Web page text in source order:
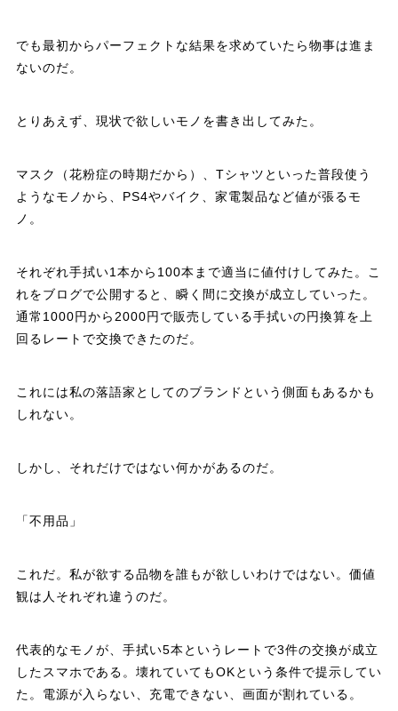
でも最初からパーフェクトな結果を求めていたら物事は進ま
ないのだ。
とりあえず、現状で欲しいモノを書き出してみた。
マスク（花粉症の時期だから）、Tシャツといった普段使う
ようなモノから、PS4やバイク、家電製品など値が張るモ
ノ。
それぞれ手拭い1本から100本まで適当に値付けしてみた。こ
れをブログで公開すると、瞬く間に交換が成立していった。
通常1000円から2000円で販売している手拭いの円換算を上
回るレートで交換できたのだ。
これには私の落語家としてのブランドという側面もあるかも
しれない。
しかし、それだけではない何かがあるのだ。
「不用品」
これだ。私が欲する品物を誰もが欲しいわけではない。価値
観は人それぞれ違うのだ。
代表的なモノが、手拭い5本というレートで3件の交換が成立
したスマホである。壊れていてもOKという条件で提示してい
た。電源が入らない、充電できない、画面が割れている。